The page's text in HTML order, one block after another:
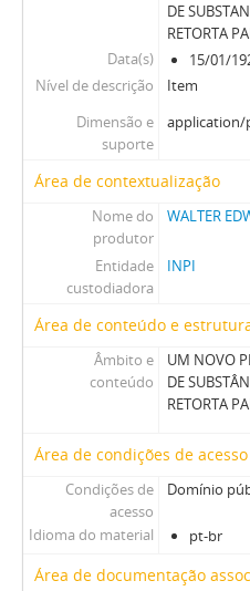
DE
RETORTA
Data(s)
15/01/
Nível de descrição
Item
Dimensão e
suporte
application/
Área de contextualização
Nome do
produtor
WALTER
Entidade
custodiadora
INPI
Área de conteúdo e
Âmbito e
conteúdo
UM NOVO
DE
RETORTA
Área de condições de
Condições de
acesso
Domínio
Idioma do material pt-br
Área de documentação